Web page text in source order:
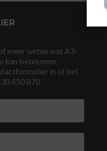
meer weten wat A3-
kan betekenen.
in of bel
450 870